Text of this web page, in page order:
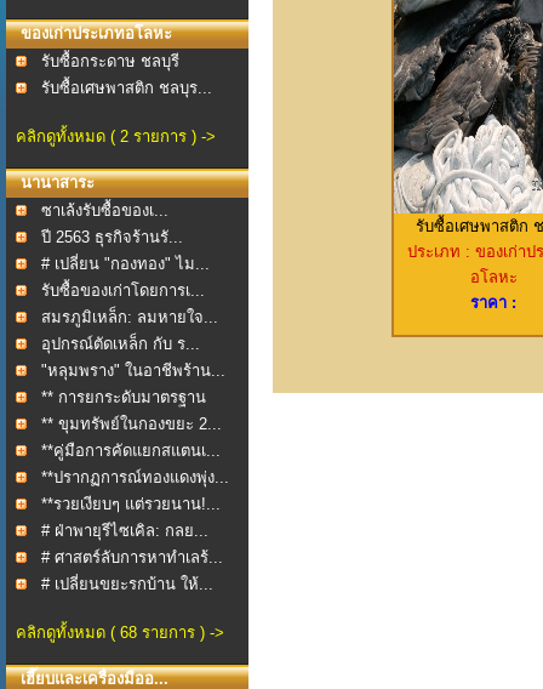
ของเก่าประเภทอโลหะ
รับซื้อกระดาษ ชลบุรี
รับซื้อเศษพาสติก ชลบุร...
คลิกดูทั้งหมด ( 2 รายการ ) ->
นานาสาระ
ซาเล้งรับซื้อของเ...
ปี 2563 ธุรกิจร้านรั...
# เปลี่ยน "กองทอง" ไม...
รับซื้อของเก่าโดยการเ...
สมรภูมิเหล็ก: ลมหายใจ...
อุปกรณ์ตัดเหล็ก กับ ร...
"หลุมพราง" ในอาชีพร้าน...
** การยกระดับมาตรฐาน
กา...
** ขุมทรัพย์ในกองขยะ 2...
**คู่มือการคัดแยกสแตนเ...
**ปรากฏการณ์ทองแดงพุ่ง...
**รวยเงียบๆ แต่รวยนาน!...
# ฝ่าพายุรีไซเคิล: กลย...
# ศาสตร์ลับการหาทำเลร้...
# เปลี่ยนขยะรกบ้าน ให้...
คลิกดูทั้งหมด ( 68 รายการ ) ->
เฮี๊ยบและเครื่องมืออ...
รับซื้อเศษพาสติก
ประเภท : ของเก่าป
อโลหะ
ราคา :